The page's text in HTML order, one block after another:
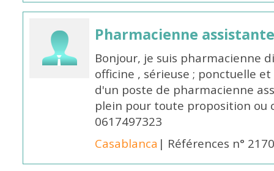
Pharmacienne
Bonjour, je suis pharmacienne
officine , sérieuse ; ponctuelle
d'un poste de pharmacienne
plein pour toute proposition ou
0617497323
Casablanca | Références n°